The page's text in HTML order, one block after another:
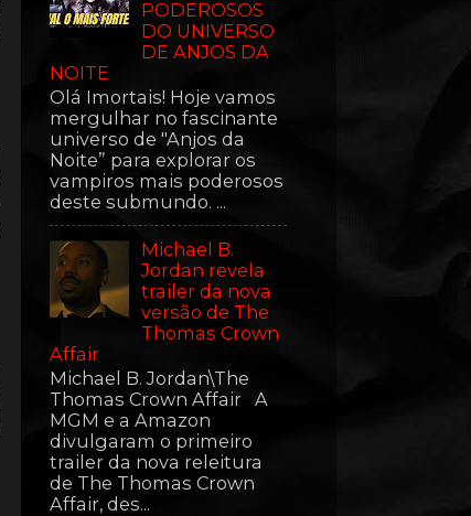
PODEROSOS
DO UNIVERSO
DE ANJOS DA
NOITE
Olá Imortais! Hoje vamos
mergulhar no fascinante
universo de "Anjos da
Noite” para explorar os
vampiros mais poderosos
deste submundo. ...
Michael B.
Jordan revela
trailer da nova
versão de The
Thomas Crown
Affair
Michael B. Jordan\The
Thomas Crown Affair A
MGM e a Amazon
divulgaram o primeiro
trailer da nova releitura
de The Thomas Crown
Affair, des...